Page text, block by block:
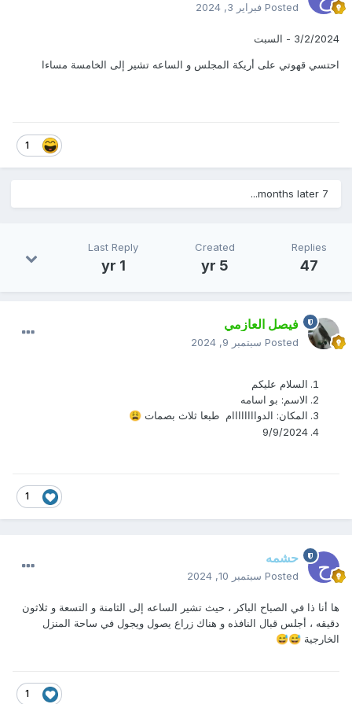
Posted فبراير 3, 2024
3/2/2024 - السبت
احتسي قهوتي على أريكة المجلس و الساعه تشير إلى الخامسة مساءا
7 months later...
Replies
47
Created
5 yr
Last Reply
1 yr
فيصل العازمي
Posted سبتمبر 9, 2024
السلام عليكم
الاسم: بو اسامه
المكان: الدواااااااام طبعا ثلاث بصمات 😩
9/9/2024
حشمه
Posted سبتمبر 10, 2024
ها أنا ذا في الصباح الباكر ، حيث تشير الساعه إلى الثامنة و التسعة و ثلاثون
دقيقه ، أجلس قبال النافذه و هناك زراع يصول ويجول في ساحة المنزل
الخارجية 😅
😅